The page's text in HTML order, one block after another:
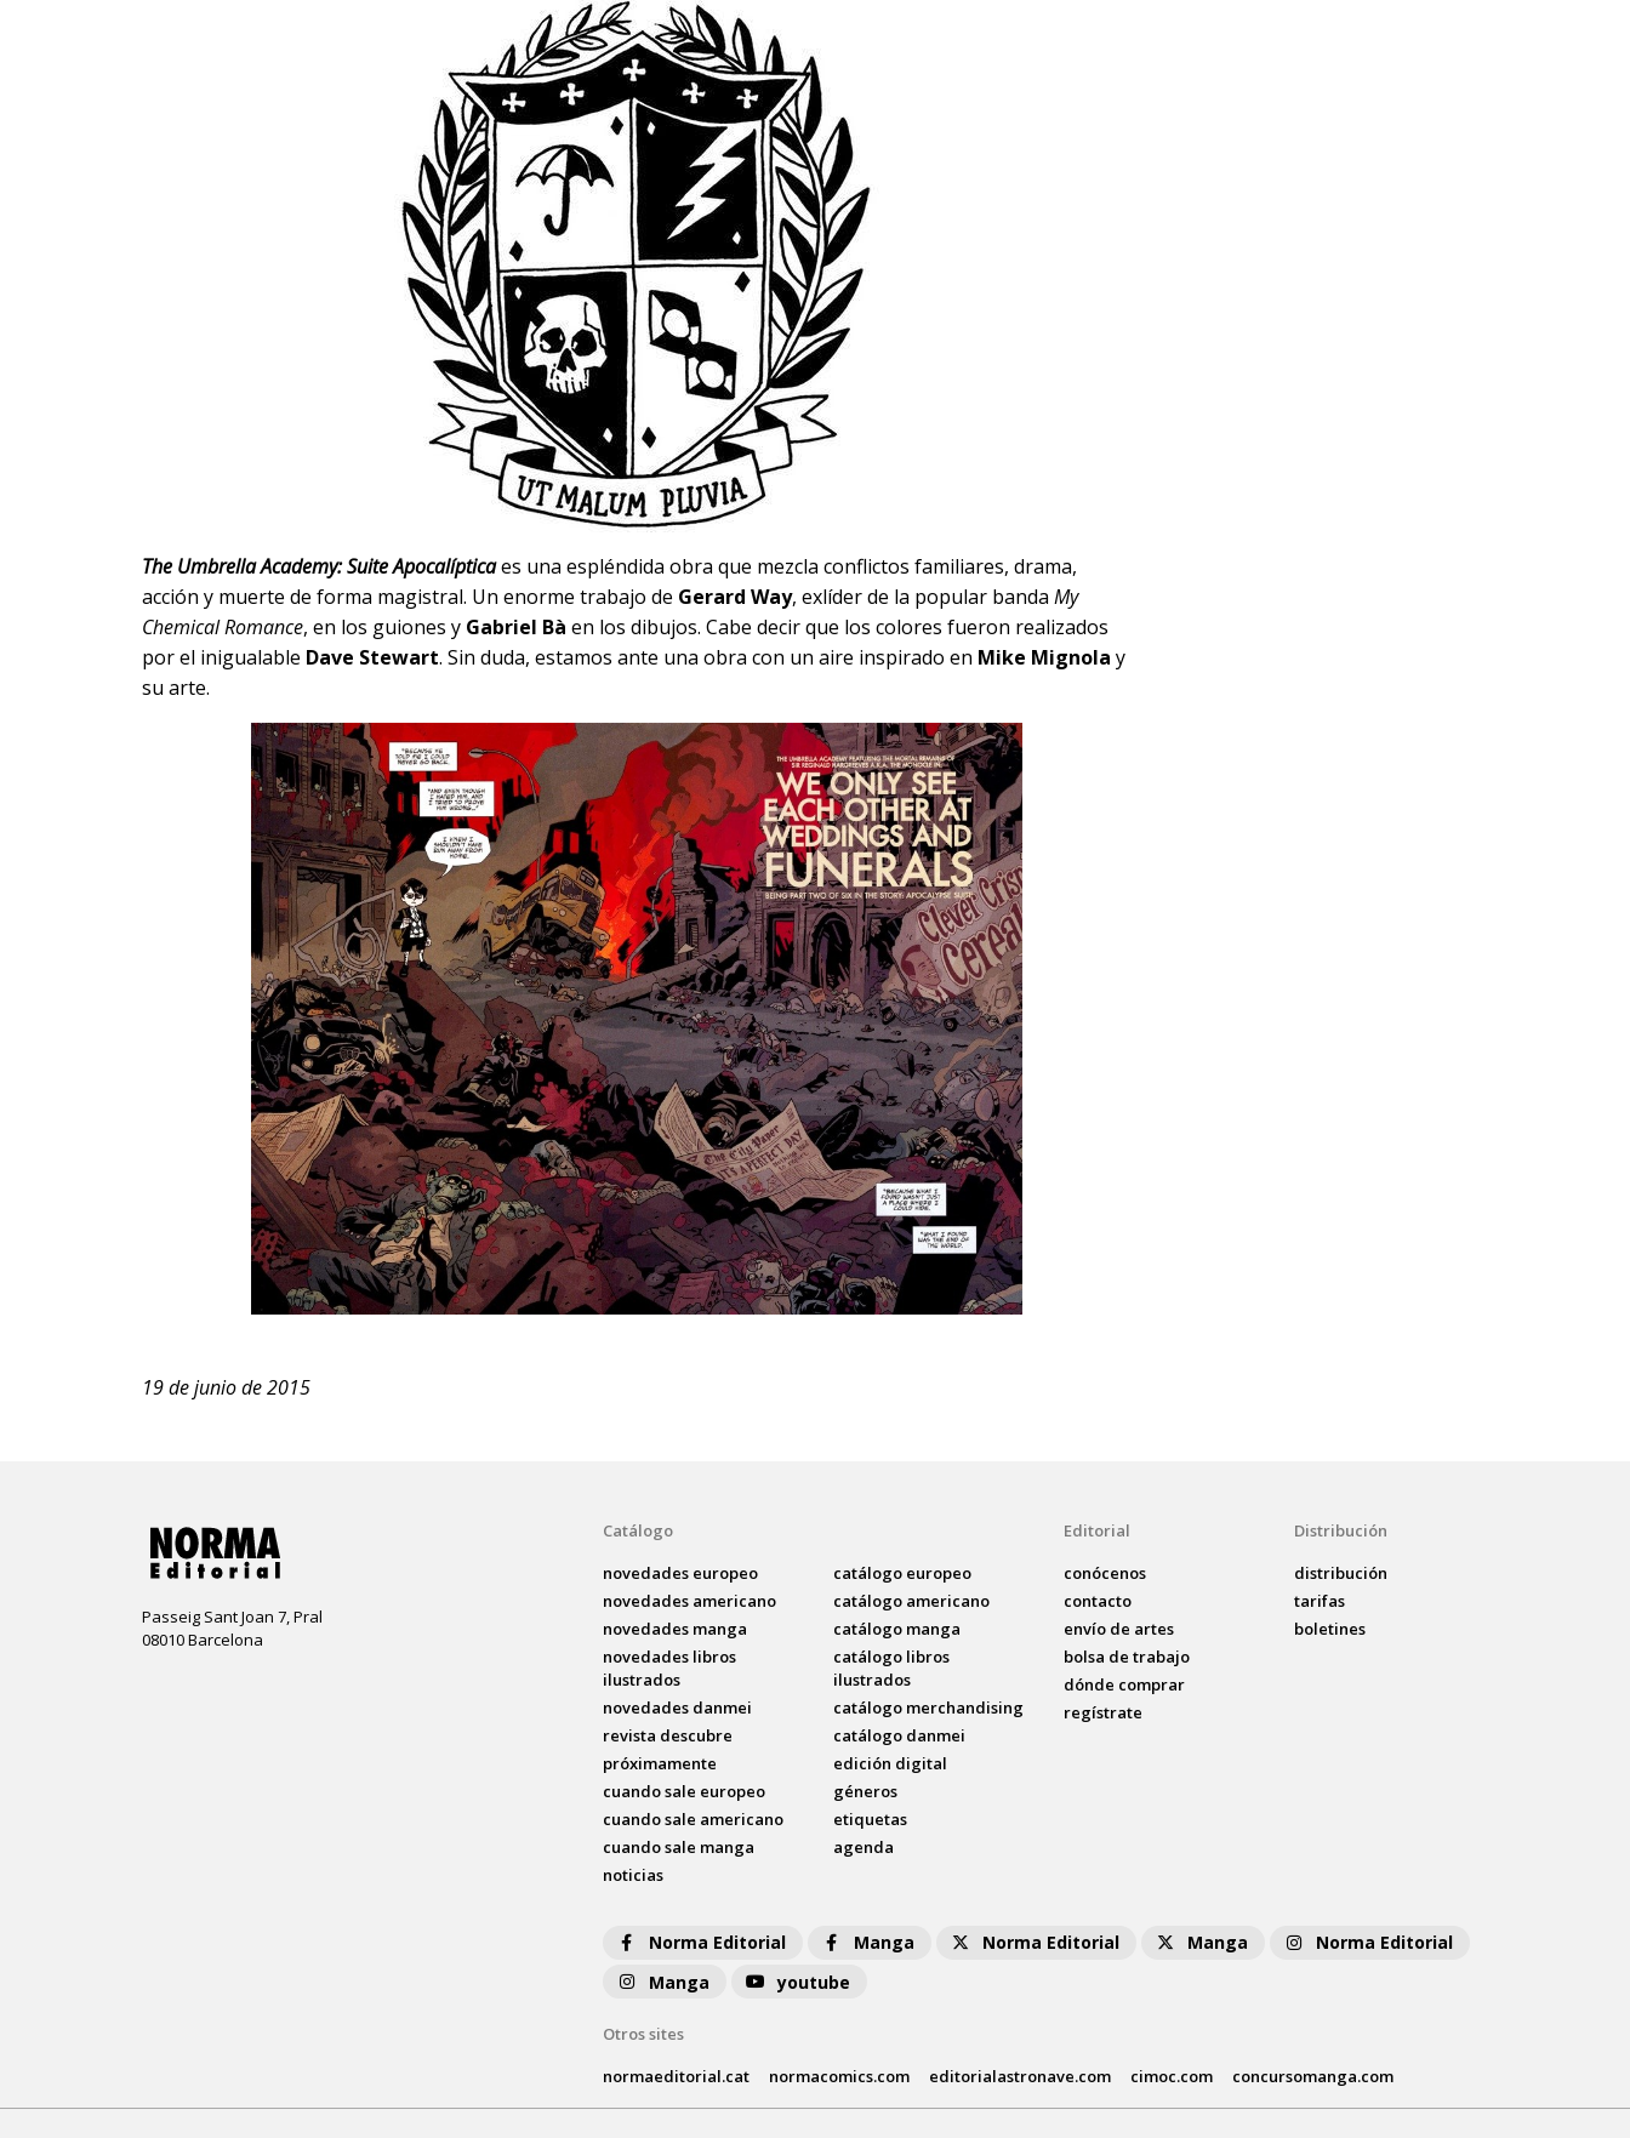
The Umbrella Academy: Suite Apocalípticaes una espléndida obra que mezcla conflictos familiares, drama,
acción y muerte de forma magistral. Un enorme trabajo de Gerard Way, exlíder de la popular banda My
Chemical Romance, en los guiones y Gabriel Bà en los dibujos. Cabe decir que los colores fueron realizados
por el inigualable Dave Stewart. Sin duda, estamos ante una obra con un aire inspirado en Mike Mignola y
su arte.
19 de junio de 2015
Passeig Sant Joan 7, Pral
08010 Barcelona
Catálogo
novedades europeo
novedades americano
novedades manga
novedades libros
ilustrados
novedades danmei
revista descubre
próximamente
cuando sale europeo
cuando sale americano
cuando sale manga
noticias
catálogo europeo
catálogo americano
catálogo manga
catálogo libros
ilustrados
catálogo merchandising
catálogo danmei
edición digital
géneros
etiquetas
agenda
Editorial
conócenos
contacto
envío de artes
bolsa de trabajo
dónde comprar
regístrate
Distribución
distribución
tarifas
boletines
Norma Editorial Manga Norma Editorial Manga
Norma Editorial
Manga
youtube
Otros sites
normaeditorial.cat
normacomics.com editorialastronave.com cimoc.com concursomanga.com